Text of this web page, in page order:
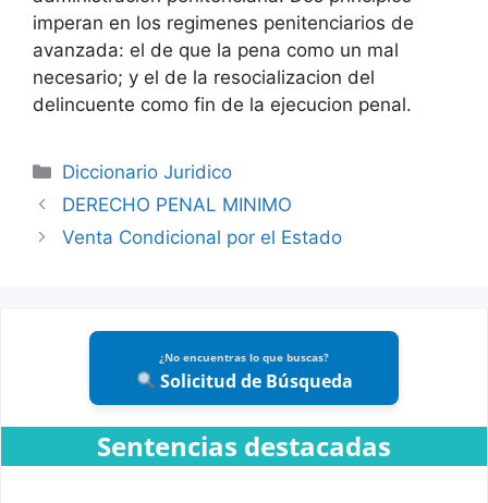
imperan en los regimenes penitenciarios de
avanzada: el de que la pena como un mal
necesario; y el de la resocializacion del
delincuente como fin de la ejecucion penal.
Categories
Diccionario Juridico
DERECHO PENAL MINIMO
Venta Condicional por el Estado
¿No encuentras lo que buscas?
Solicitud de Búsqueda
Sentencias destacadas